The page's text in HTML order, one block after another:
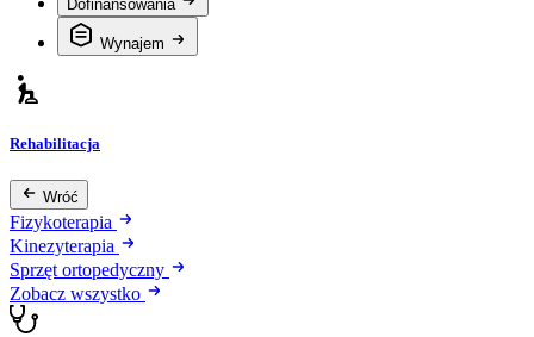
Dofinansowania
Wynajem
Rehabilitacja
Wróć
Fizykoterapia
Kinezyterapia
Sprzęt ortopedyczny
Zobacz wszystko